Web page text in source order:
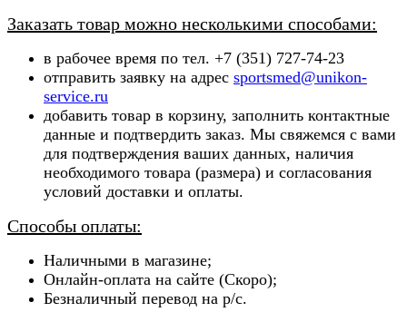
Заказать товар можно несколькими способами:
в рабочее время по тел. +7 (351) 727-74-23
отправить заявку на адрес sportsmed@unikon-
service.ru
добавить товар в корзину, заполнить контактные
данные и подтвердить заказ. Мы свяжемся с вами
для подтверждения ваших данных, наличия
необходимого товара (размера) и согласования
условий доставки и оплаты.
Способы оплаты:
Наличными в магазине;
Онлайн-оплата на сайте (Скоро);
Безналичный перевод на р/с.